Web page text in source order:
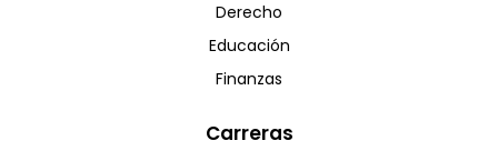
Derecho
Educación
Finanzas
Carreras